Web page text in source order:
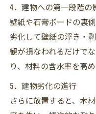
4．建物への第一段階の
壁紙や石膏ボードの裏
劣化して壁紙の浮き・
観が損なわれるだけで
り、材料の含水率を高
5．建物劣化の進行
さらに放置すると、木